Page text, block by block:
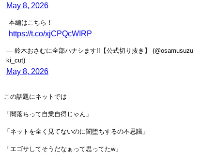
May 8, 2026
本編はこちら！
https://t.co/xjCPQcWIRP
— 鈴木おさむに全部ハナシます!!【公式切り抜き】 (@osamusuzu
ki_cut)
May 8, 2026
この話題にネットでは
「闇落ちって自業自得じゃん」
「ネットを全く見てないのに闇堕ちするの不思議」
「エゴサしてそうだなぁって思ってたw」